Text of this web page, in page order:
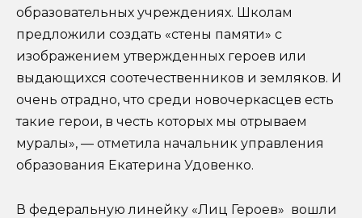
образовательных учреждениях. Школам
предложили создать «стены памяти» с
изображением утвержденных героев или
выдающихся соотечественников и земляков. И
очень отрадно, что среди новочеркасцев есть
такие герои, в честь которых мы отрываем
муралы», — отметила начальник управления
образования Екатерина Удовенко.
В федеральную линейку «Лиц Героев» вошли